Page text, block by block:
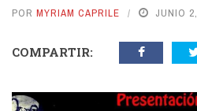
POR MYRIAM CAPRILE JUNIO
COMPARTIR: